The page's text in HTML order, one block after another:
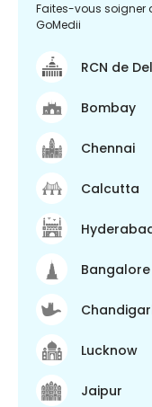
Faites-vous soigner
GoMedii
RCN de
Bombay
Chennai
Calcutta
Bangalore
Lucknow
Jaipur